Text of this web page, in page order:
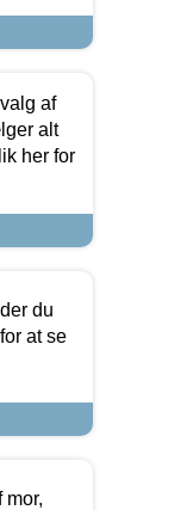
af
alt
her for
du
at se
mor,